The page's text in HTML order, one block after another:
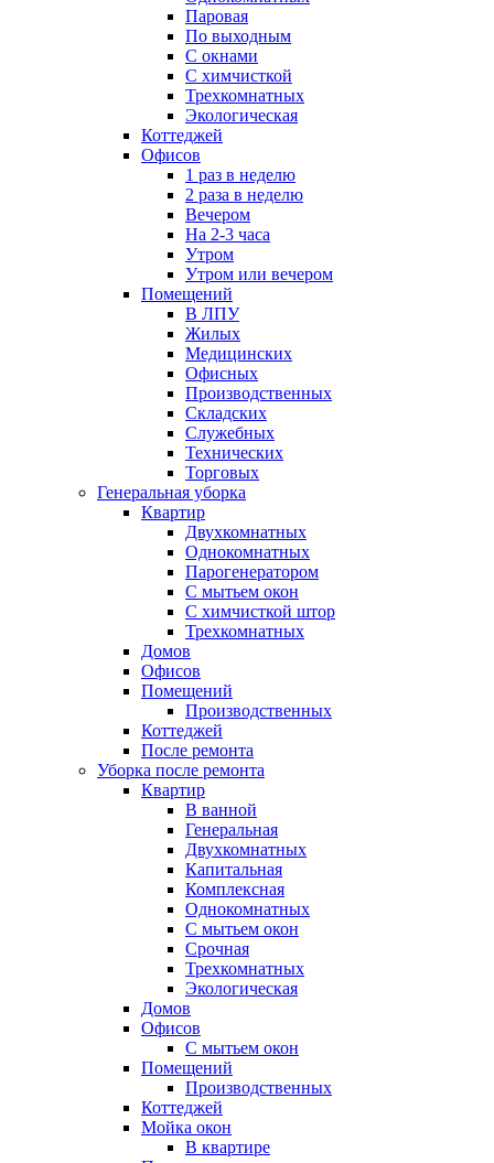
Паровая
По выходным
С окнами
С химчисткой
Трехкомнатных
Экологическая
Коттеджей
Офисов
1 раз в неделю
2 раза в неделю
Вечером
На 2-3 часа
Утром
Утром или вечером
Помещений
В ЛПУ
Жилых
Медицинских
Офисных
Производственных
Складских
Служебных
Технических
Торговых
Генеральная уборка
Квартир
Двухкомнатных
Однокомнатных
Парогенератором
С мытьем окон
С химчисткой штор
Трехкомнатных
Домов
Офисов
Помещений
Производственных
Коттеджей
После ремонта
Уборка после ремонта
Квартир
В ванной
Генеральная
Двухкомнатных
Капитальная
Комплексная
Однокомнатных
С мытьем окон
Срочная
Трехкомнатных
Экологическая
Домов
Офисов
С мытьем окон
Помещений
Производственных
Коттеджей
Мойка окон
В квартире